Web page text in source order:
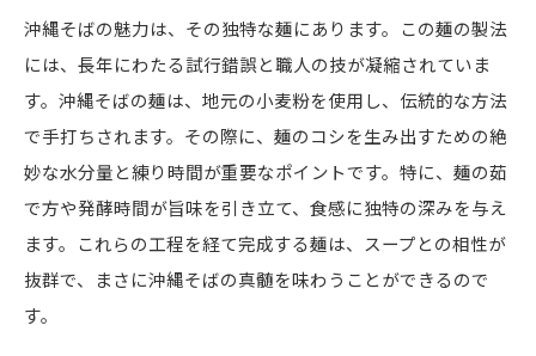
沖縄そばの魅力は、その独特な麺にあります。この麺の製法
には、長年にわたる試行錯誤と職人の技が凝縮されていま
す。沖縄そばの麺は、地元の小麦粉を使用し、伝統的な方法
で手打ちされます。その際に、麺のコシを生み出すための絶
妙な水分量と練り時間が重要なポイントです。特に、麺の茹
で方や発酵時間が旨味を引き立て、食感に独特の深みを与え
ます。これらの工程を経て完成する麺は、スープとの相性が
抜群で、まさに沖縄そばの真髄を味わうことができるので
す。